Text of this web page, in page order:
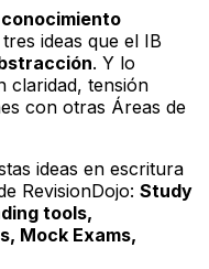
ideas que el IB
. Y lo
claridad, tensión
con otras Áreas de
ideas en escritura
RevisionDojo: Study
tools,
Mock Exams,